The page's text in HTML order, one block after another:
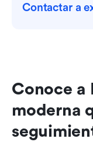
Contactar a
Conoce a
moderna